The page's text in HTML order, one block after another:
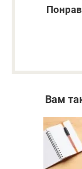
Вам